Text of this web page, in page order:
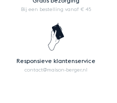
Bij een bestelling vanaf € 45
Responsieve klantenservice
contact@maison-berger.nl